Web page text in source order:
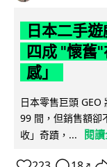
日本二手
四成 "懷舊
感」
日本零售巨頭
99 間，但銷售額卻
收」奇蹟，...
閱